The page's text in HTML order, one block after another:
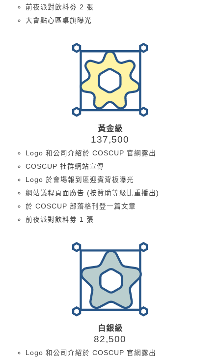
前夜派對飲料劵 2 張
大會點心區桌旗曝光
黃金級
137,500
Logo 和公司介紹於 COSCUP 官網露出
COSCUP 社群網站宣傳
Logo 於會場報到區迎賓背板曝光
網站議程頁面廣告 (按贊助等級比重播出)
於 COSCUP 部落格刊登一篇文章
前夜派對飲料劵 1 張
白銀級
82,500
Logo 和公司介紹於 COSCUP 官網露出